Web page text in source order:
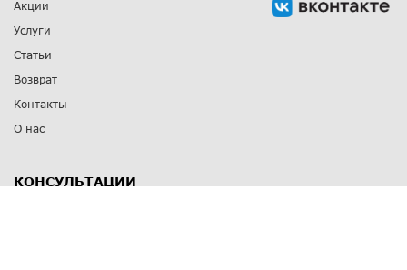
Акции
Услуги
Статьи
Возврат
Контакты
О нас
КОНСУЛЬТАЦИИ